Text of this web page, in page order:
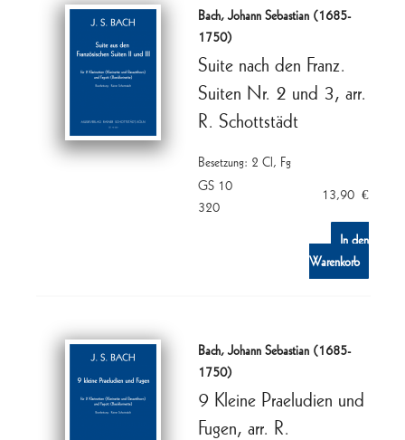
Bach, Johann Sebastian (1685-
1750)
Suite nach den Franz.
Suiten Nr. 2 und 3, arr.
R. Schottstädt
Besetzung: 2 Cl, Fg
GS 10
320
13,90 €
In den
Warenkorb
Bach, Johann Sebastian (1685-
1750)
9 Kleine Praeludien und
Fugen, arr. R.